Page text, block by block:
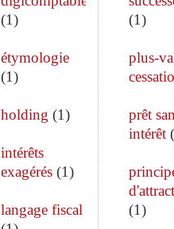
(1)
étymologie
(1)
holding (1)
intérêts
exagérés(1)
langage fiscal
(1)
plus-
prêt
intérêt(
(1)